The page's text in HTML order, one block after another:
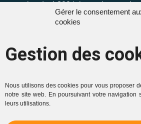
Gérer le consentement
cookies
Gestion des
Nous utilisons des cookies pour vous proposer
notre site web. En poursuivant votre navigation
leurs utilisations.
plus de 4 300 laboratoires et
Mentions
Politique de cookies (UE)
Politique de
confidentialité